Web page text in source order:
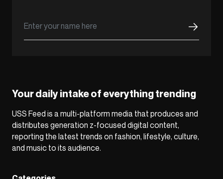
Your daily intake of everything trending
USS Feed is a multi-platform media that produces and
distributes generation z-focused digital content,
reporting the latest trends on fashion, lifestyle, culture,
and music to its audience.